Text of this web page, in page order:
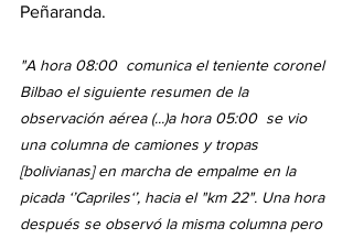
Peñaranda.
"A hora 08:00  comunica el teniente coronel
Bilbao el siguiente resumen de la
observación aérea (...)a hora 05:00  se vio
una columna de camiones y tropas
[bolivianas] en marcha de empalme en la
picada ‘’Capriles‘’, hacia el "km 22". Una hora
después se observó la misma columna pero